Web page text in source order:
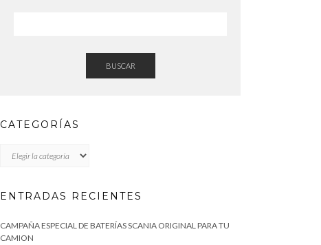
BUSCAR
CATEGORÍAS
ENTRADAS RECIENTES
CAMPAÑA ESPECIAL DE BATERÍAS SCANIA ORIGINAL PARA TU
CAMION